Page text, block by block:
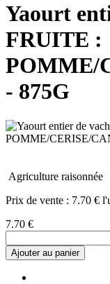
Yaourt
FRUITE :
POMME/
- 875G
Agriculture raisonnée
Prix de vente : 7.70 €
7.70 €
Ajouter au panier